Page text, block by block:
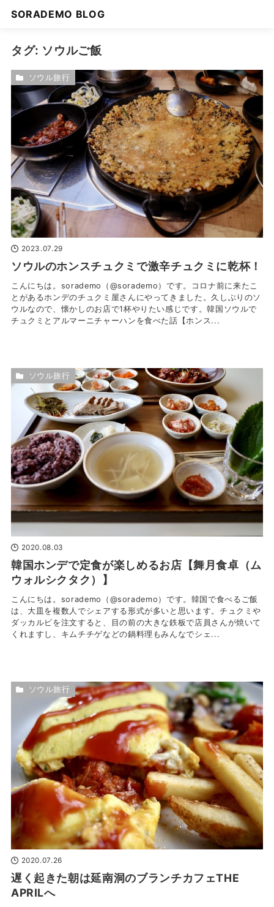
SORADEMO BLOG
タグ: ソウルご飯
2023.07.29
ソウルのホンスチュクミで激辛チュクミに乾杯！
こんにちは。sorademo（@sorademo）です。コロナ前に来たこ
とがあるホンデのチュクミ屋さんにやってきました。久しぶりのソ
ウルなので、懐かしのお店で1杯やりたい感じです。韓国ソウルで
チュクミとアルマーニチャーハンを食べた話【ホンス...
ソウル旅行
2020.08.03
韓国ホンデで定食が楽しめるお店【舞月食卓（ム
ウォルシクタク）】
こんにちは。sorademo（@sorademo）です。韓国で食べるご飯
は、大皿を複数人でシェアする形式が多いと思います。チュクミや
ダッカルビを注文すると、目の前の大きな鉄板で店員さんが焼いて
くれますし、キムチチゲなどの鍋料理もみんなでシェ...
ソウル旅行
2020.07.26
遅く起きた朝は延南洞のブランチカフェTHE
APRILへ
ソウル旅行